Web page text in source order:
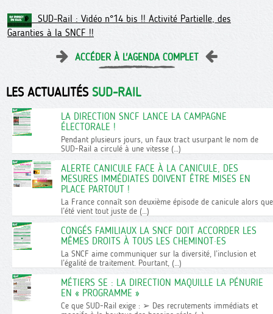
SUD-Rail : Vidéo n°14 bis !! Activité Partielle, des
Garanties à la SNCF !!
ACCÉDER À L'AGENDA COMPLET
LES ACTUALITÉS SUD-RAIL
LA DIRECTION SNCF LANCE LA CAMPAGNE
ÉLECTORALE !
Pendant plusieurs jours, un faux tract usurpant le nom de
SUD-Rail a circulé à une vitesse (…)
ALERTE CANICULE FACE À LA CANICULE, DES
MESURES IMMÉDIATES DOIVENT ÊTRE MISES EN
PLACE PARTOUT !
La France connaît son deuxième épisode de canicule alors que
l’été vient tout juste de (…)
CONGÉS FAMILIAUX LA SNCF DOIT ACCORDER LES
MÊMES DROITS À TOUS LES CHEMINOT·ES
La SNCF aime communiquer sur la diversité, l’inclusion et
l’égalité de traitement. Pourtant, (…)
MÉTIERS SE : LA DIRECTION MAQUILLE LA PÉNURIE
EN « PROGRAMME »
Ce que SUD-Rail exige : ➢ Des recrutements immédiats et